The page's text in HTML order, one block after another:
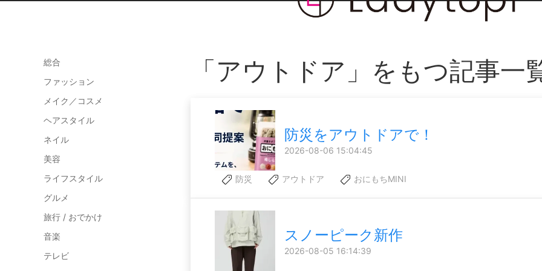
総合
ファッション
メイク／コスメ
ヘアスタイル
ネイル
美容
ライフスタイル
グルメ
旅行 / おでかけ
音楽
テレビ
「アウトドア」をもつ記事一
防災をアウトドアで！
2026-08-06 15:04:45
防災 アウトドア おにもちMINI
スノーピーク新作
2026-08-05 16:14:39